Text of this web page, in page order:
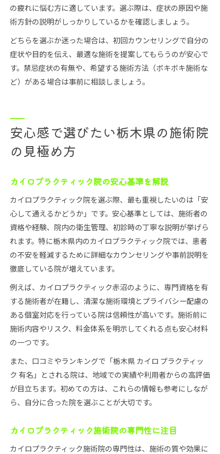
の疲れに悩む方に適しています。選ぶ際は、症状の原因や施
術方針の説明がしっかりしているかを確認しましょう。
どちらを選ぶか迷った場合は、初回カウンセリングで自分の
症状や目的を伝え、最適な施術を提案してもらうのが安心で
す。禁忌症状の有無や、希望する施術方法（ボキボキ施術な
ど）がある場合は事前に相談しましょう。
安心感で選びたい栃木県の施術院
の見極め方
カイロプラクティック院の安心基準を解説
カイロプラクティック院を選ぶ際、最も重視したいのは「安
心して通えるかどうか」です。安心基準としては、施術者の
資格や経験、院内の衛生管理、初診時の丁寧な説明が挙げら
れます。特に栃木県内のカイロプラクティック院では、患者
の不安を軽減するために詳細なカウンセリングや事前説明を
徹底している院が増えています。
例えば、カイロプラクティック赤沼のように、専門資格を有
する施術者が在籍し、清潔な施術環境とプライバシー配慮の
ある個室対応を行っている院は信頼性が高いです。施術前に
施術内容やリスク、料金体系を明示してくれる点も安心材料
の一つです。
また、口コミやランキングで「栃木県 カイロ プラクティッ
ク 有名」とされる院は、地域での実績や利用者からの高評価
が目立ちます。初めての方は、これらの情報も参考にしなが
ら、自分に合った院を選ぶことが大切です。
カイロプラクティック施術院の専門性に注目
カイロプラクティック施術院の専門性は、施術の質や効果に